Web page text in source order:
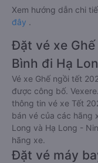
Xem hướng dẫn chi
đây .
Đặt vé xe
Bình đi Hạ
Vé xe Ghế ngồi tết
được công bố.
thông tin vé xe Tết
bán vé của các hãng
Long và Hạ Long -
hãng xe.
Đặt vé máy